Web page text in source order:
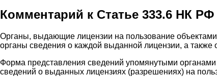
Комментарий к Статье 333.6 НК РФ
Органы, выдающие лицензии на пользование
органы сведения о каждой выданной лицензии, а
Форма представления сведений упомянутыми
сведений о выданных лицензиях (разрешениях) на